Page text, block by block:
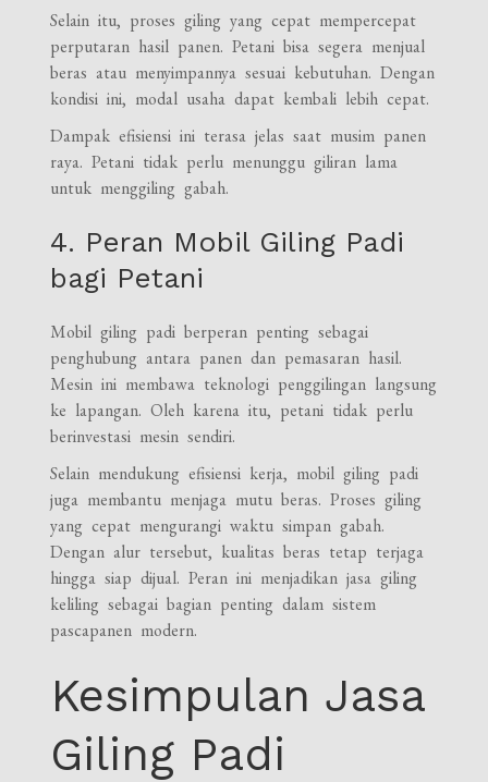
Selain itu, proses giling yang cepat mempercepat
perputaran hasil panen. Petani bisa segera menjual
beras atau menyimpannya sesuai kebutuhan. Dengan
kondisi ini, modal usaha dapat kembali lebih cepat.
Dampak efisiensi ini terasa jelas saat musim panen
raya. Petani tidak perlu menunggu giliran lama
untuk menggiling gabah.
4. Peran Mobil Giling Padi
bagi Petani
Mobil giling padi berperan penting sebagai
penghubung antara panen dan pemasaran hasil.
Mesin ini membawa teknologi penggilingan langsung
ke lapangan. Oleh karena itu, petani tidak perlu
berinvestasi mesin sendiri.
Selain mendukung efisiensi kerja, mobil giling padi
juga membantu menjaga mutu beras. Proses giling
yang cepat mengurangi waktu simpan gabah.
Dengan alur tersebut, kualitas beras tetap terjaga
hingga siap dijual. Peran ini menjadikan jasa giling
keliling sebagai bagian penting dalam sistem
pascapanen modern.
Kesimpulan Jasa
Giling Padi